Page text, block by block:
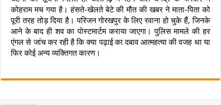
कोहराम मच गया है। हंसते-खेलते बेटे की मौत की खबर ने माता-पिता को
पूरी तरह तोड़ दिया है। परिजन गोरखपुर के लिए रवाना हो चुके हैं, जिनके
आने के बाद ही शव का पोस्टमार्टम कराया जाएगा। पुलिस मामले की हर
एंगल से जांच कर रही है कि क्या पढ़ाई का दबाव आत्महत्या की वजह था या
फिर कोई अन्य व्यक्तिगत कारण।